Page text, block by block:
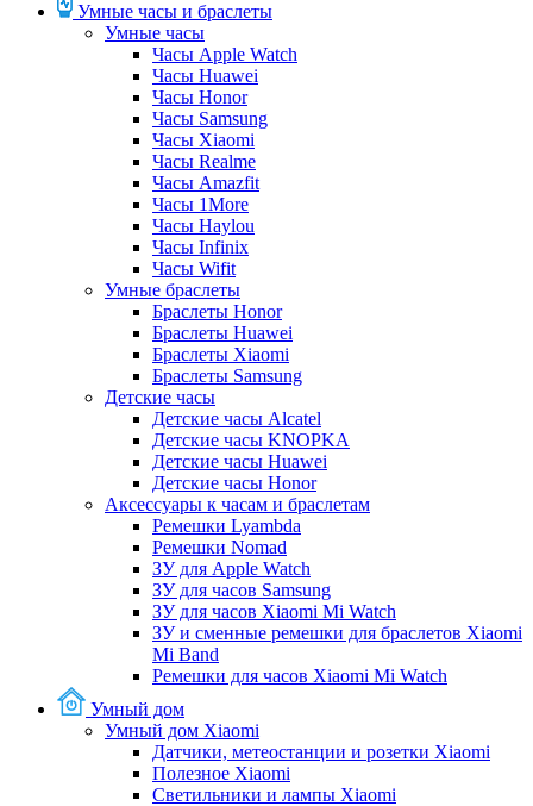
Умные часы и браслеты
Умные часы
Часы Apple Watch
Часы Huawei
Часы Honor
Часы Samsung
Часы Xiaomi
Часы Realme
Часы Amazfit
Часы 1More
Часы Haylou
Часы Infinix
Часы Wifit
Умные браслеты
Браслеты Honor
Браслеты Huawei
Браслеты Xiaomi
Браслеты Samsung
Детские часы
Детские часы Alcatel
Детские часы KNOPKA
Детские часы Huawei
Детские часы Honor
Аксессуары к часам и браслетам
Ремешки Lyambda
Ремешки Nomad
ЗУ для Apple Watch
ЗУ для часов Samsung
ЗУ для часов Xiaomi Mi Watch
ЗУ и сменные ремешки для браслетов Xiaomi
Mi Band
Ремешки для часов Xiaomi Mi Watch
Умный дом
Умный дом Xiaomi
Датчики, метеостанции и розетки Xiaomi
Полезное Xiaomi
Светильники и лампы Xiaomi